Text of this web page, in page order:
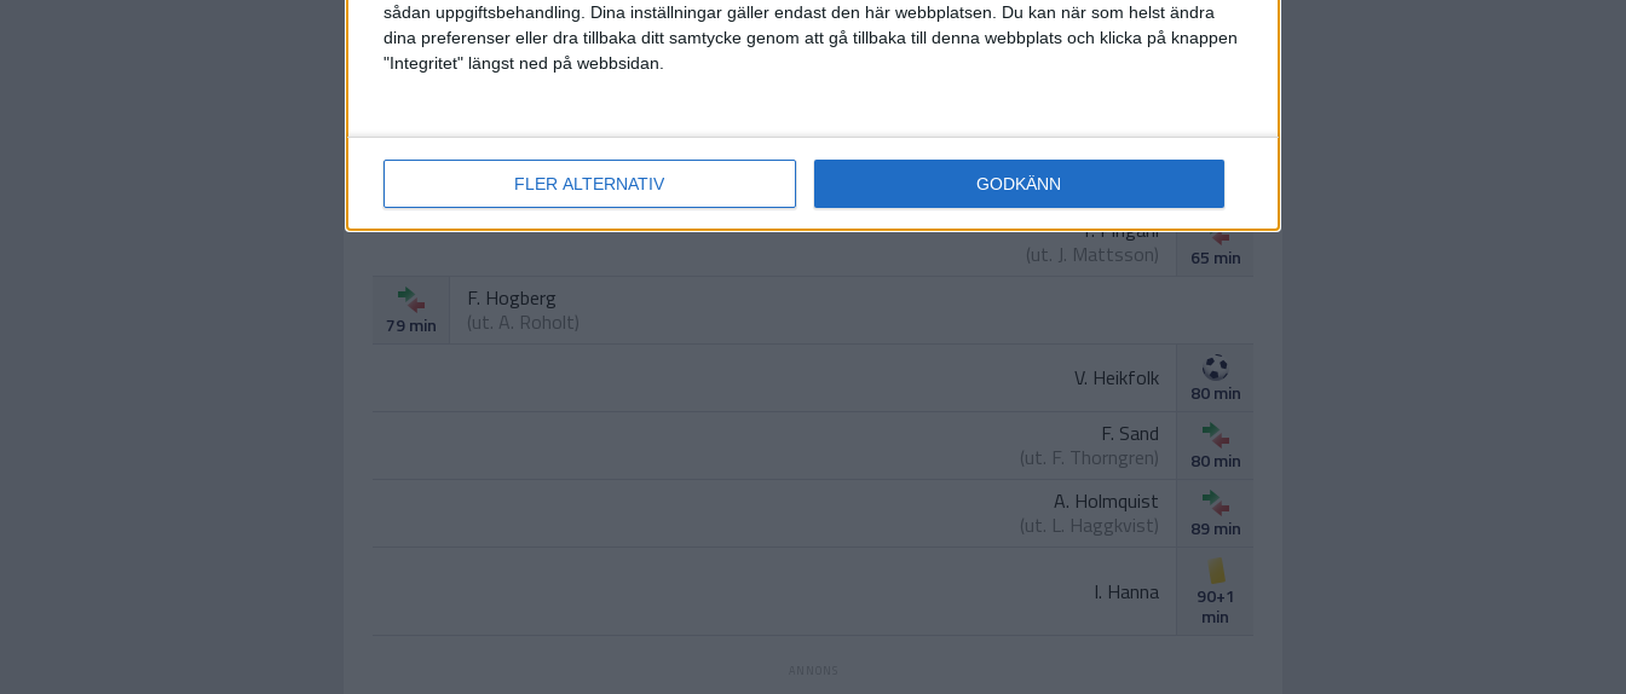
sådan uppgiftsbehandling. Dina inställningar gäller endast den här webbplatsen. Du kan när som helst ändra
dina preferenser eller dra tillbaka ditt samtycke genom att gå tillbaka till denna webbplats och klicka på knappen
"Integritet" längst ned på webbsidan.
FLER ALTERNATIV GODKÄNN
N. Lundstrom
58 min
I. Hanna
(ut.
T. Pingani
(ut. J. Mattsson) 65 min
79 min
F. Hogberg
(ut. A. Roholt)
V. Heikfolk
80 min
F. Sand
(ut. F. Thorngren) 80 min
A. Holmquist
(ut. L. Haggkvist) 89 min
I. Hanna
90+1
min